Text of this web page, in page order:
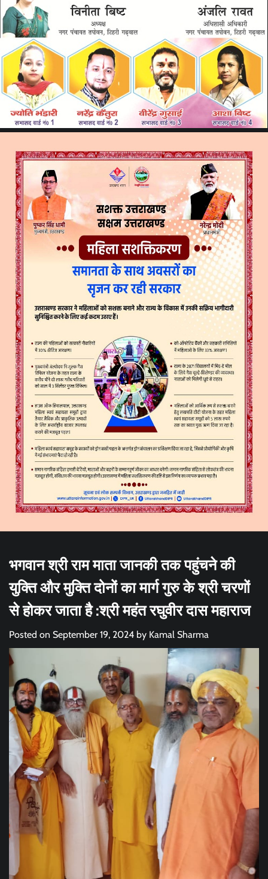
भगवान श्री राम माता जानकी तक पहुंचने की
युक्ति और मुक्ति दोनों का मार्ग गुरु के श्री चरणों
से होकर जाता है :श्री महंत रघुवीर दास महाराज
Posted on September 19, 2024 by Kamal Sharma